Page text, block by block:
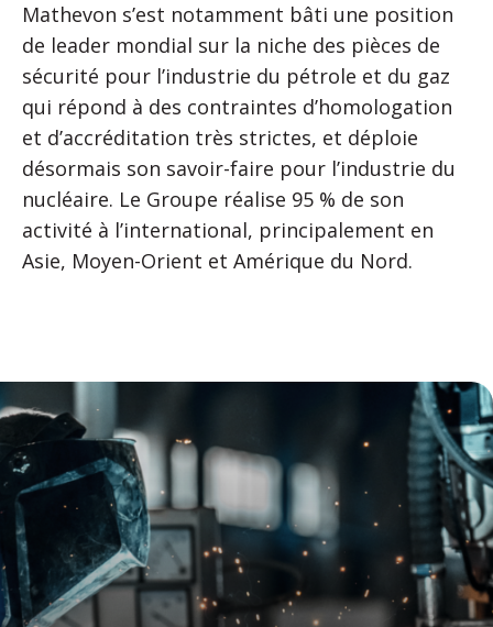
Mathevon s’est notamment bâti une position
de leader mondial sur la niche des pièces de
sécurité pour l’industrie du pétrole et du gaz
qui répond à des contraintes d’homologation
et d’accréditation très strictes, et déploie
désormais son savoir-faire pour l’industrie du
nucléaire. Le Groupe réalise 95 % de son
activité à l’international, principalement en
Asie, Moyen-Orient et Amérique du Nord.